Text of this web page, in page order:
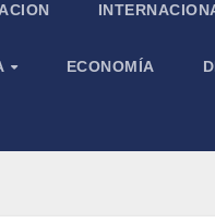
ECONOMÍA